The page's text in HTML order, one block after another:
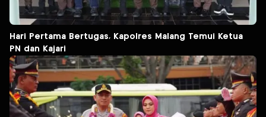
Hari Pertama Bertugas, Kapolres Malang Temui Ketua
PN dan Kajari